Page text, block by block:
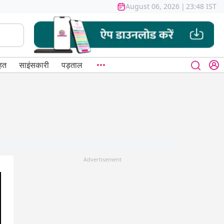
August 06, 2026 | 23:48 IST
साइंसकारी पड़ताल
Advertisement